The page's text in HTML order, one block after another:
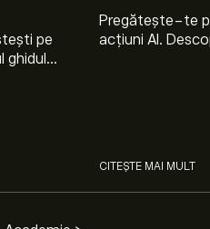
pe
ghidului
Pregătește-te
acțiuni AI.
CITEȘTE MAI MULT